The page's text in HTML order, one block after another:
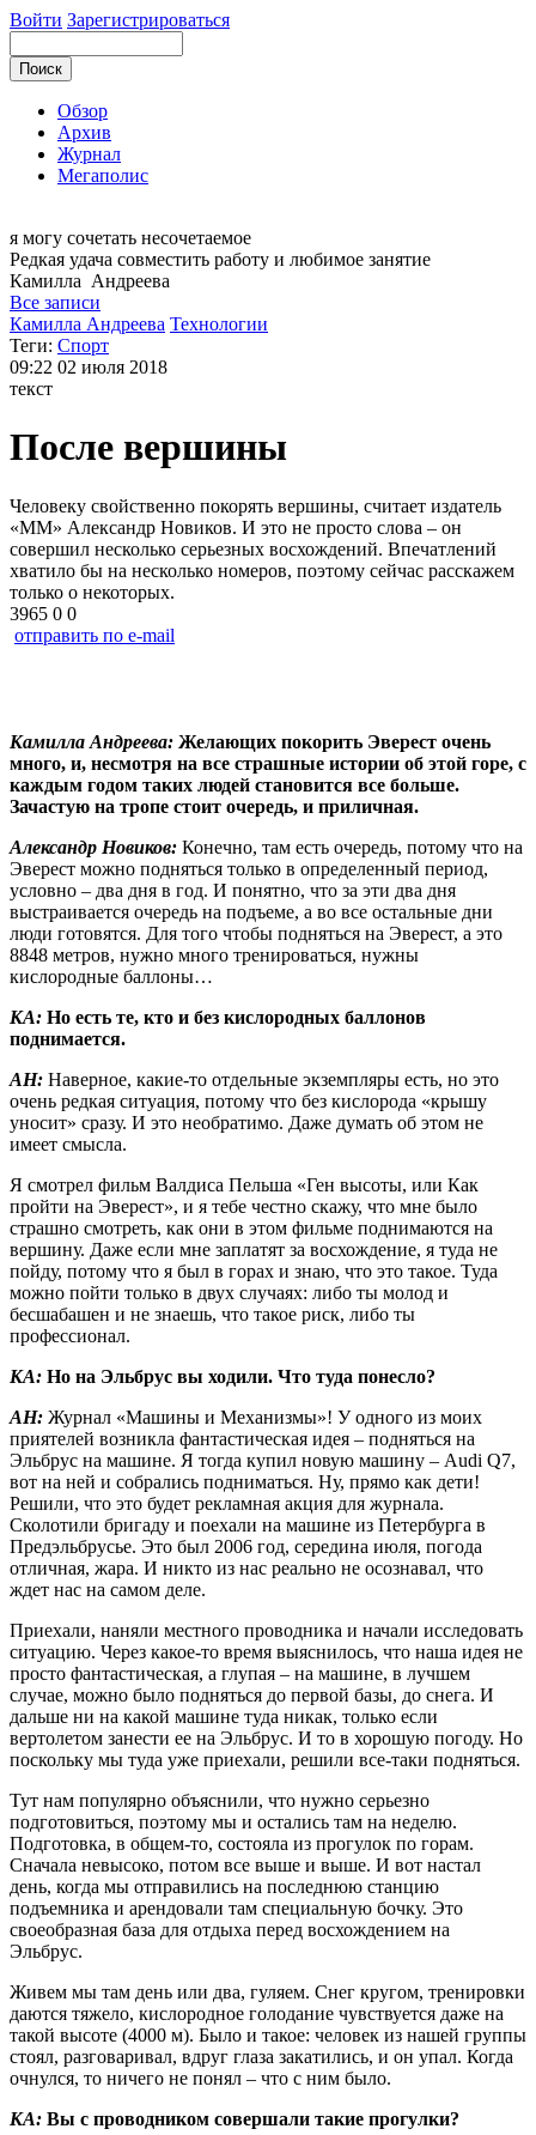
Войти Зарегистрироваться
Обзор
Архив
Журнал
Мегаполис
я могу сочетать несочетаемое
Редкая удача совместить работу и любимое занятие
Камилла Андреева
Все записи
Камилла Андреева Технологии
Теги: Спорт
09:22 02 июля 2018
текст
После вершины
Человеку свойственно покорять вершины, считает издатель
«ММ» Александр Новиков. И это не просто слова – он
совершил несколько серьезных восхождений. Впечатлений
хватило бы на несколько номеров, поэтому сейчас расскажем
только о некоторых.
3965 0 0
отправить по e-mail
Камилла Андреева: Желающих покорить Эверест очень
много, и, несмотря на все страшные истории об этой горе, с
каждым годом таких людей становится все больше.
Зачастую на тропе стоит очередь, и приличная.
Александр Новиков: Конечно, там есть очередь, потому что на
Эверест можно подняться только в определенный период,
условно – два дня в год. И понятно, что за эти два дня
выстраивается очередь на подъеме, а во все остальные дни
люди готовятся. Для того чтобы подняться на Эверест, а это
8848 метров, нужно много тренироваться, нужны
кислородные баллоны…
КА: Но есть те, кто и без кислородных баллонов
поднимается.
АН: Наверное, какие-то отдельные экземпляры есть, но это
очень редкая ситуация, потому что без кислорода «крышу
уносит» сразу. И это необратимо. Даже думать об этом не
имеет смысла.
Я смотрел фильм Валдиса Пельша «Ген высоты, или Как
пройти на Эверест», и я тебе честно скажу, что мне было
страшно смотреть, как они в этом фильме поднимаются на
вершину. Даже если мне заплатят за восхождение, я туда не
пойду, потому что я был в горах и знаю, что это такое. Туда
можно пойти только в двух случаях: либо ты молод и
бесшабашен и не знаешь, что такое риск, либо ты
профессионал.
КА: Но на Эльбрус вы ходили. Что туда понесло?
АН: Журнал «Машины и Механизмы»! У одного из моих
приятелей возникла фантастическая идея – подняться на
Эльбрус на машине. Я тогда купил новую машину – Audi Q7,
вот на ней и собрались подниматься. Ну, прямо как дети!
Решили, что это будет рекламная акция для журнала.
Сколотили бригаду и поехали на машине из Петербурга в
Предэльбрусье. Это был 2006 год, середина июля, погода
отличная, жара. И никто из нас реально не осознавал, что
ждет нас на самом деле.
Приехали, наняли местного проводника и начали исследовать
ситуацию. Через какое-то время выяснилось, что наша идея не
просто фантастическая, а глупая – на машине, в лучшем
случае, можно было подняться до первой базы, до снега. И
дальше ни на какой машине туда никак, только если
вертолетом занести ее на Эльбрус. И то в хорошую погоду. Но
поскольку мы туда уже приехали, решили все-таки подняться.
Тут нам популярно объяснили, что нужно серьезно
подготовиться, поэтому мы и остались там на неделю.
Подготовка, в общем-то, состояла из прогулок по горам.
Сначала невысоко, потом все выше и выше. И вот настал
день, когда мы отправились на последнюю станцию
подъемника и арендовали там специальную бочку. Это
своеобразная база для отдыха перед восхождением на
Эльбрус.
Живем мы там день или два, гуляем. Снег кругом, тренировки
даются тяжело, кислородное голодание чувствуется даже на
такой высоте (4000 м). Было и такое: человек из нашей группы
стоял, разговаривал, вдруг глаза закатились, и он упал. Когда
очнулся, то ничего не понял – что с ним было.
КА: Вы с проводником совершали такие прогулки?